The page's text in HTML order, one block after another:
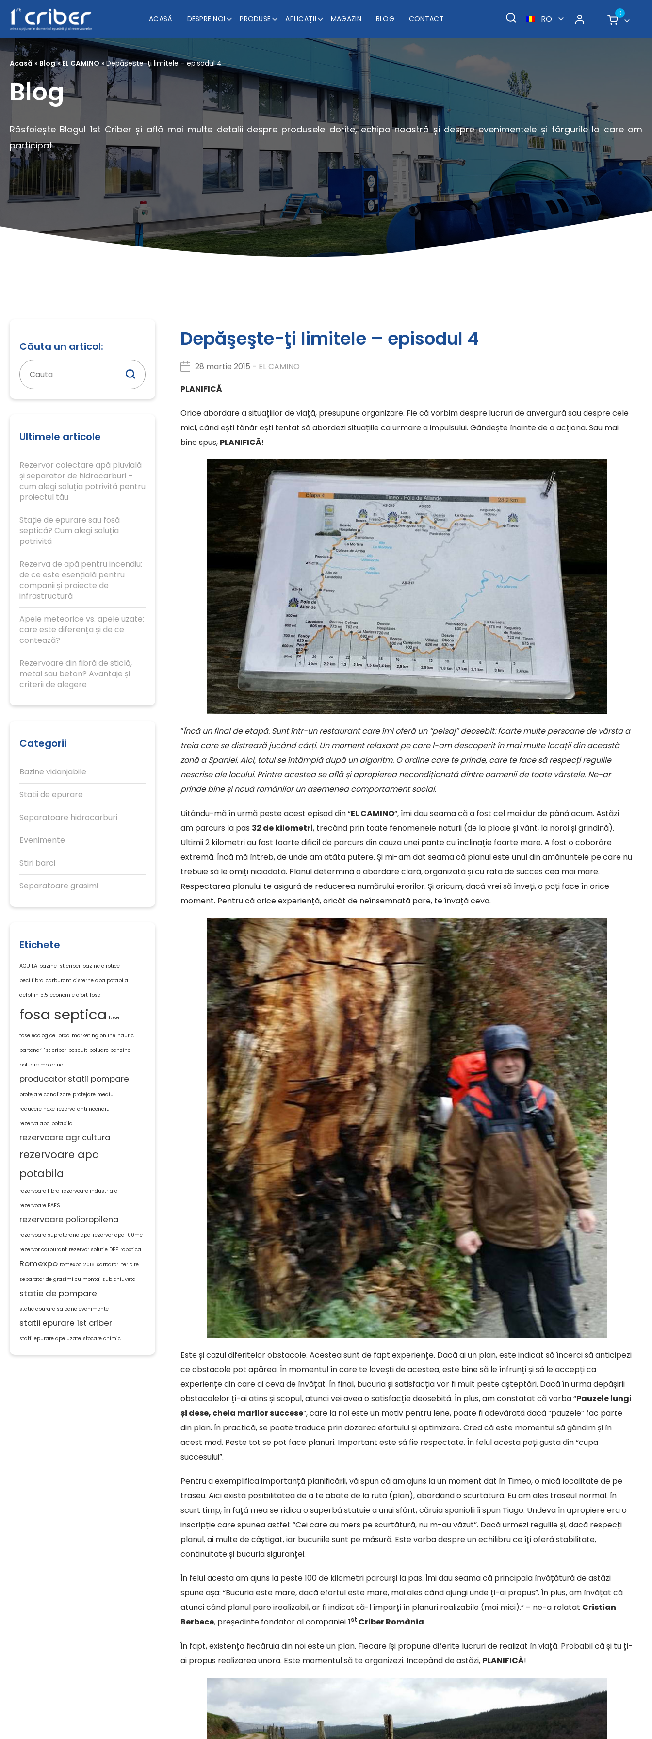
ACASĂ DESPRE NOI PRODUSE APLICAȚII MAGAZIN BLOG CONTACT RO
0
Acasă » Blog»EL CAMINO » Depăşeşte-ţi limitele – episodul 4
Blog
Răsfoiește Blogul 1st Criber și află mai multe detalii despre produsele dorite, echipa noastră și despre evenimentele și târgurile la care am
participat.
Căuta un articol:
Caută
după:
Ultimele articole
Rezervor colectare apă pluvială
și separator de hidrocarburi –
cum alegi soluția potrivită pentru
proiectul tău
Stație de epurare sau fosă
septică? Cum alegi soluția
potrivită
Rezerva de apă pentru incendiu:
de ce este esențială pentru
companii și proiecte de
infrastructură
Apele meteorice vs. apele uzate:
care este diferența și de ce
contează?
Rezervoare din fibră de sticlă,
metal sau beton? Avantaje și
criterii de alegere
Categorii
Bazine vidanjabile
Statii de epurare
Separatoare hidrocarburi
Evenimente
Stiri barci
Separatoare grasimi
Etichete
AQUILA bazine 1st criber bazine eliptice
beci fibra carburant cisterne apa potabila
delphin 5.5 economie efort fosa
fosa septica fose
fose ecologice lotca marketing online nautic
parteneri 1st criber pescuit poluare benzina
poluare motorina
producator statii pompare
protejare canalizare protejare mediu
reducere noxe rezerva antiincendiu
rezerva apa potabila
rezervoare agricultura
rezervoare apa
potabila
rezervoare fibra rezervoare industriale
rezervoare PAFS
rezervoare polipropilena
rezervoare supraterane apa rezervor apa 100mc
rezervor carburant rezervor solutie DEF robotica
Romexpo romexpo 2018 sarbatori fericite
separator de grasimi cu montaj sub chiuveta
statie de pompare
statie epurare saloane evenimente
statii epurare 1st criber
statii epurare ape uzate stocare chimic
Depăşeşte-ţi limitele – episodul 4
28 martie 2015 - EL CAMINO
PLANIFICĂ
Orice abordare a situațiilor de viață, presupune organizare. Fie că vorbim despre lucruri de anvergură sau despre cele
mici, când ești tânăr ești tentat să abordezi situațiile ca urmare a impulsului. Gândește înainte de a acționa. Sau mai
bine spus, PLANIFICĂ!
“Încă un final de etapă. Sunt într-un restaurant care îmi oferă un “peisaj” deosebit: foarte multe persoane de vârsta a
treia care se distrează jucând cărți. Un moment relaxant pe care l-am descoperit în mai multe locații din această
zonă a Spaniei. Aici, totul se întâmplă după un algoritm. O ordine care te prinde, care te face să respecți regulile
nescrise ale locului. Printre acestea se află și apropierea necondiționată dintre oamenii de toate vârstele. Ne-ar
prinde bine și nouă românilor un asemenea comportament social.
Uitându-mă în urmă peste acest episod din “EL CAMINO“, îmi dau seama că a fost cel mai dur de până acum. Astăzi
am parcurs la pas 32 de kilometri, trecând prin toate fenomenele naturii (de la ploaie și vânt, la noroi și grindină).
Ultimii 2 kilometri au fost foarte dificil de parcurs din cauza unei pante cu înclinație foarte mare. A fost o coborâre
extremă. Încă mă întreb, de unde am atâta putere. Și mi-am dat seama că planul este unul din amănuntele pe care nu
trebuie să le omiți niciodată. Planul determină o abordare clară, organizată și cu rata de succes cea mai mare.
Respectarea planului te asigură de reducerea numărului erorilor. Și oricum, dacă vrei să înveți, o poți face în orice
moment. Pentru că orice experiență, oricât de neînsemnată pare, te învață ceva.
Este și cazul diferitelor obstacole. Acestea sunt de fapt experiențe. Dacă ai un plan, este indicat să încerci să anticipezi
ce obstacole pot apărea. În momentul în care te lovești de acestea, este bine să le înfrunți și să le accepți ca
experiențe din care ai ceva de învățat. În final, bucuria și satisfacția vor fi mult peste așteptări. Dacă în urma depășirii
obstacolelor ți-ai atins și scopul, atunci vei avea o satisfacție deosebită. În plus, am constatat că vorba “Pauzele lungi
și dese, cheia marilor succese“, care la noi este un motiv pentru lene, poate fi adevărată dacă “pauzele” fac parte
din plan. În practică, se poate traduce prin dozarea efortului și optimizare. Cred că este momentul să gândim și în
acest mod. Peste tot se pot face planuri. Important este să fie respectate. În felul acesta poți gusta din “cupa
succesului”.
Pentru a exemplifica importanță planificării, vă spun că am ajuns la un moment dat în Timeo, o mică localitate de pe
traseu. Aici există posibilitatea de a te abate de la rută (plan), abordând o scurtătură. Eu am ales traseul normal. În
scurt timp, în față mea se ridica o superbă statuie a unui sfânt, căruia spaniolii îi spun Tiago. Undeva în apropiere era o
inscripție care spunea astfel: “Cei care au mers pe scurtătură, nu m-au văzut”. Dacă urmezi regulile și, dacă respecți
planul, ai multe de câștigat, iar bucuriile sunt pe măsură. Este vorba despre un echilibru ce îți oferă stabilitate,
continuitate și bucuria siguranței.
În felul acesta am ajuns la peste 100 de kilometri parcurși la pas. Îmi dau seama că principala învățătură de astăzi
spune așa: “Bucuria este mare, dacă efortul este mare, mai ales când ajungi unde ți-ai propus”. În plus, am învățat că
atunci când planul pare irealizabil, ar fi indicat să-l împarți în planuri realizabile (mai mici).” – ne-a relatat Cristian
Berbece, președinte fondator al companiei1st Criber România.
În fapt, existența fiecăruia din noi este un plan. Fiecare își propune diferite lucruri de realizat în viață. Probabil că și tu ți-
ai propus realizarea unora. Este momentul să te organizezi. Începând de astăzi, PLANIFICĂ!